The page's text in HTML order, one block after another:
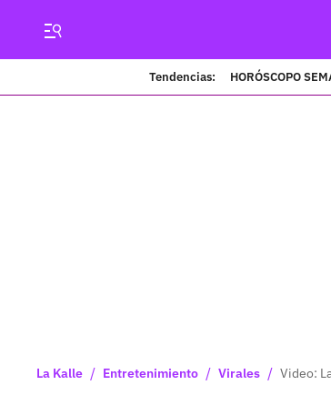
Tendencias: HORÓSCOPO
La Kalle / Entretenimiento / Virales / Video: